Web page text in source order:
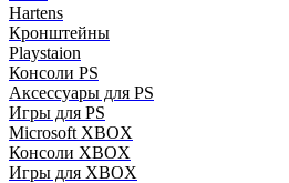
Hartens
Кронштейны
Playstaion
Консоли PS
Аксессуары для PS
Игры для PS
Microsoft XBOX
Консоли XBOX
Игры для XBOX